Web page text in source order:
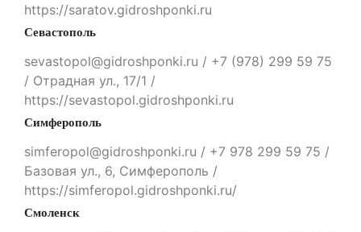
https://saratov.gidroshponki.ru
Севастополь
sevastopol@gidroshponki.ru / +7 (978) 299 59 75
/ Отрадная ул., 17/1 /
https://sevastopol.gidroshponki.ru
Симферополь
simferopol@gidroshponki.ru / +7 978 299 59 75 /
Базовая ул., 6, Симферополь /
https://simferopol.gidroshponki.ru/
Смоленск